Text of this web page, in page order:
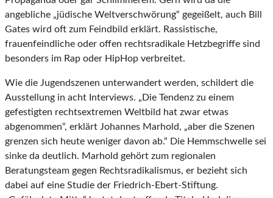
angebliche „jüdische Weltverschwörung“ gegeißelt, auch Bill
Gates wird oft zum Feindbild erklärt. Rassistische,
frauenfeindliche oder offen rechtsradikale Hetzbegriffe sind
besonders im Rap oder HipHop verbreitet.
Wie die Jugendszenen unterwandert werden, schildert die
Ausstellung in acht Interviews. „Die Tendenz zu einem
gefestigten rechtsextremen Weltbild hat zwar etwas
abgenommen“, erklärt Johannes Marhold, „aber die Szenen
grenzen sich heute weniger davon ab.“ Die Hemmschwelle sei
sinke da deutlich. Marhold gehört zum regionalen
Beratungsteam gegen Rechtsradikalismus, er bezieht sich
dabei auf eine Studie der Friedrich-Ebert-Stiftung.